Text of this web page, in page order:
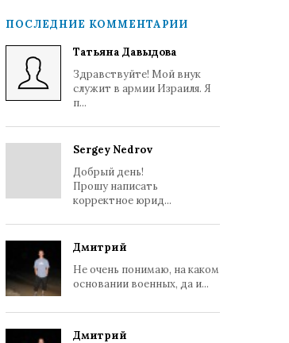
ПОСЛЕДНИЕ КОММЕНТАРИИ
Татьяна Давыдова
Здравствуйте! Мой внук
служит в армии Израиля. Я
п...
Sergey Nedrov
Добрый день!
Прошу написать
корректное юрид...
Дмитрий
Не очень понимаю, на каком
основании военных, да и...
Дмитрий